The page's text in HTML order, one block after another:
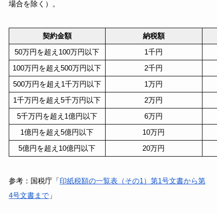
場合を除く）。
契約金額 納税額
50万円を超え100万円以下 1千円
100万円を超え500万円以下 2千円
500万円を超え1千万円以下 1万円
1千万円を超え5千万円以下 2万円
5千万円を超え1億円以下 6万円
1億円を超え5億円以下 10万円
5億円を超え10億円以下 20万円
参考：国税庁「印紙税額の一覧表（その1）第1号文書から第
4号文書まで」